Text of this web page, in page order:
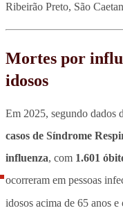
Ribeirão Preto, São
Mortes por
idosos
Em 2025, segundo dados
casos de Síndrome
influenza, com 1.601
ocorreram em pessoas
idosos acima de 65 anos e